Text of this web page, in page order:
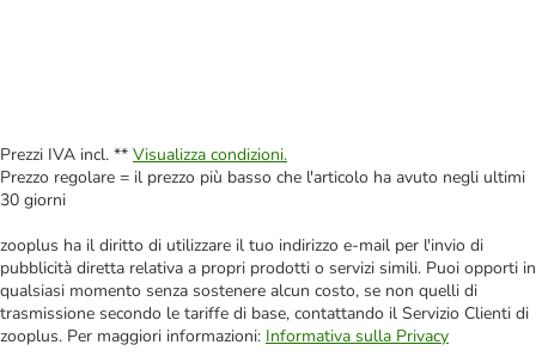
Prezzi IVA incl. ** Visualizza condizioni.
Prezzo regolare = il prezzo più basso che l'articolo ha avuto negli ultimi
30 giorni
zooplus ha il diritto di utilizzare il tuo indirizzo e-mail per l'invio di
pubblicità diretta relativa a propri prodotti o servizi simili. Puoi opporti in
qualsiasi momento senza sostenere alcun costo, se non quelli di
trasmissione secondo le tariffe di base, contattando il Servizio Clienti di
zooplus. Per maggiori informazioni: Informativa sulla Privacy